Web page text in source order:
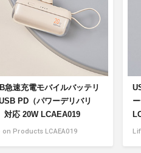
急速充電モバイルバッテリ
PD（パワーデリバリ
対応 20W LCAEA019
on Products LCAEA019